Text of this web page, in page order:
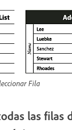
Fila
las filas